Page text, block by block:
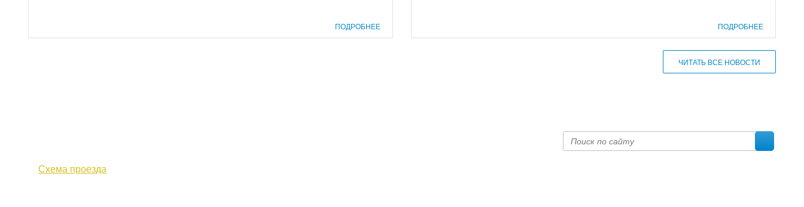
ПОДРОБНЕЕ ПОДРОБНЕЕ
ЧИТАТЬ ВСЕ НОВОСТИ
Схема проезда